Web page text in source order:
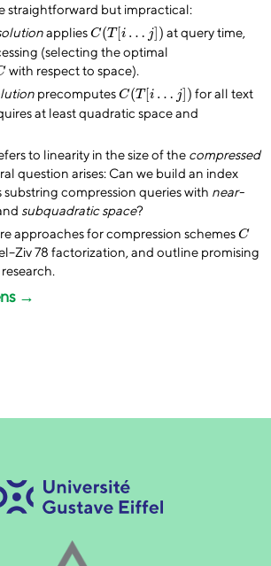
straightforward but impractical:
appliesC(T [i … j])
C(T[i …
at query time,
(selecting the optimal
with respect to space).
precomputesC(T [i … j])
C(T[i …
for all text
at least quadratic space and
to linearity in the size of the compressed
question arises: Can we build an index
compression queries with near-
subquadratic space?
approaches for compression schemesC
C
78 factorization, and outline promising
→